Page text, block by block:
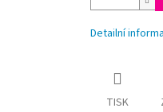
Detailní
TISK